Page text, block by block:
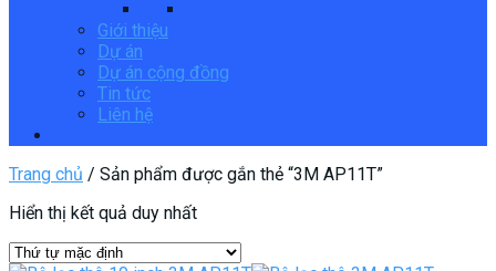
Giới thiệu
Dự án
Dự án cộng đồng
Tin tức
Liên hệ
Trang chủ / Sản phẩm được gắn thẻ “3M AP11T”
Hiển thị kết quả duy nhất